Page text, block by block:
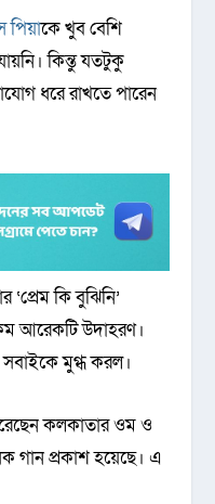
পিয়াকে খুব বেশি
কিন্তু যতটুকু
ধরে রাখতে পারেন
‘প্রেম কি বুঝিনি’
আরেকটি উদাহরণ।
সবাইকে মুগ্ধ করল।
কলকাতার ওম ও
গান প্রকাশ হয়েছে। এ